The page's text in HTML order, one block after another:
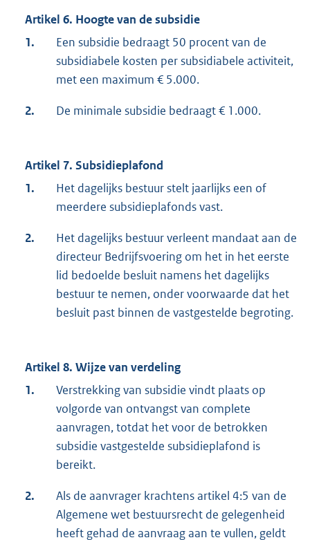
Artikel 6. Hoogte van de subsidie
1.
Een subsidie bedraagt 50 procent van de
subsidiabele kosten per subsidiabele activiteit,
met een maximum € 5.000.
2. De minimale subsidie bedraagt € 1.000.
Artikel 7. Subsidieplafond
1.
Het dagelijks bestuur stelt jaarlijks een of
meerdere subsidieplafonds vast.
2.
Het dagelijks bestuur verleent mandaat aan de
directeur Bedrijfsvoering om het in het eerste
lid bedoelde besluit namens het dagelijks
bestuur te nemen, onder voorwaarde dat het
besluit past binnen de vastgestelde begroting.
Artikel 8. Wijze van verdeling
1.
Verstrekking van subsidie vindt plaats op
volgorde van ontvangst van complete
aanvragen, totdat het voor de betrokken
subsidie vastgestelde subsidieplafond is
bereikt.
2.
Als de aanvrager krachtens artikel 4:5 van de
Algemene wet bestuursrecht de gelegenheid
heeft gehad de aanvraag aan te vullen, geldt